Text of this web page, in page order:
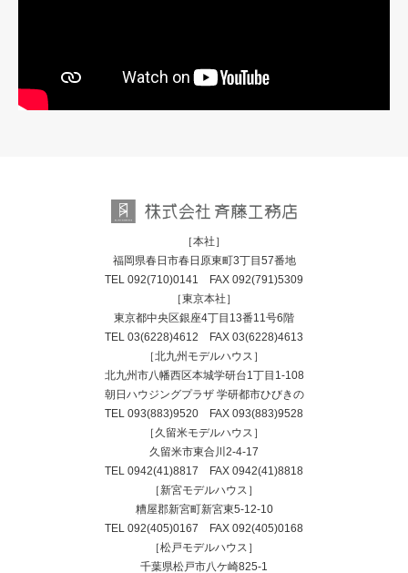
［本社］
福岡県春日市春日原東町3丁目57番地
TEL 092(710)0141 FAX 092(791)5309
［東京本社］
東京都中央区銀座4丁目13番11号6階
TEL 03(6228)4612 FAX 03(6228)4613
［北九州モデルハウス］
北九州市八幡西区本城学研台1丁目1-108
朝日ハウジングプラザ 学研都市ひびきの
TEL 093(883)9520 FAX 093(883)9528
［久留米モデルハウス］
久留米市東合川2-4-17
TEL 0942(41)8817 FAX 0942(41)8818
［新宮モデルハウス］
糟屋郡新宮町新宮東5-12-10
TEL 092(405)0167 FAX 092(405)0168
［松戸モデルハウス］
千葉県松戸市八ケ崎825-1